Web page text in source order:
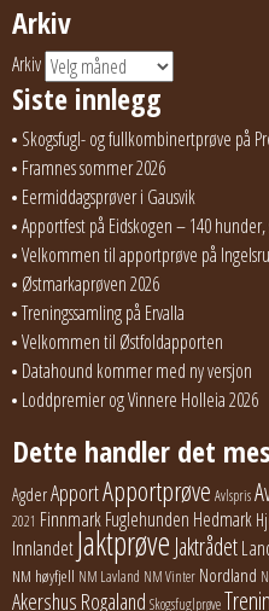
Arkiv
Arkiv
Siste innlegg
Skogsfugl- og fullkombinertprøve på
Framnes sommer 2026
Eermiddagsprøver i Gausvik
Apportfest på Eidskogen – 140
Velkommen til apportprøve på
Østmarkaprøven 2026
Treningssamling på Ervalla
Velkommen til Østfoldapporten
Datahound kommer med ny versjon
Loddpremier og Vinnere Holleia 2026
Dette handler det
AgderApportApportprøve Avlspris
2021 FinnmarkFuglehunden Hedmark
InnlandetJaktprøve Jaktrådet
NM høyfjell NM Lavland NM Vinter Nordland
Akershus Rogaland Skogsfuglprøve